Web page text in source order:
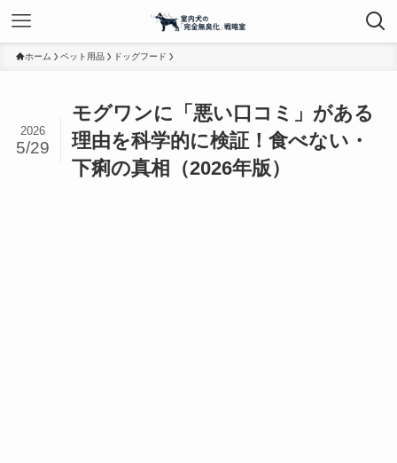
ホーム ペット用品 ドッグフード
モグワンに「悪い口コミ」がある
理由を科学的に検証！食べない・
下痢の真相（2026年版）
2026
5/29